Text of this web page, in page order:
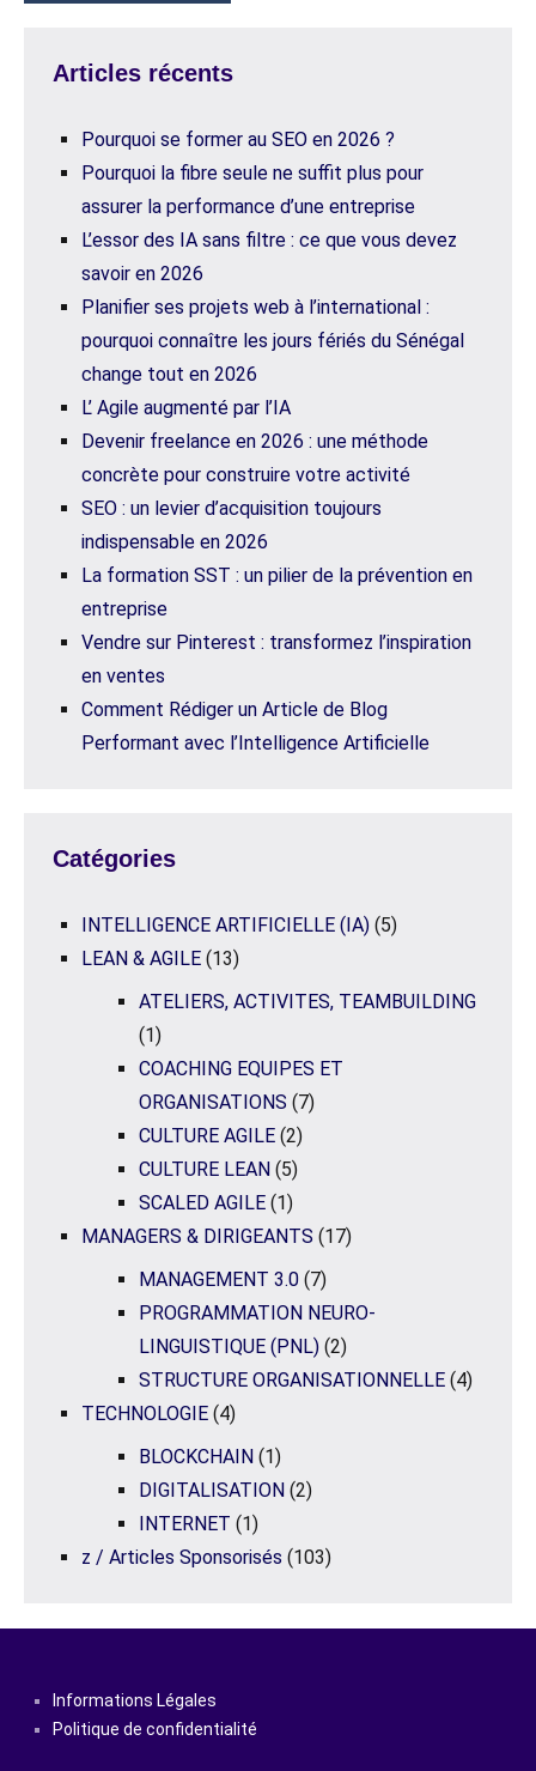
Articles récents
Pourquoi se former au SEO en 2026 ?
Pourquoi la fibre seule ne suffit plus pour
assurer la performance d’une entreprise
L’essor des IA sans filtre : ce que vous devez
savoir en 2026
Planifier ses projets web à l’international :
pourquoi connaître les jours fériés du Sénégal
change tout en 2026
L’ Agile augmenté par l’IA
Devenir freelance en 2026 : une méthode
concrète pour construire votre activité
SEO : un levier d’acquisition toujours
indispensable en 2026
La formation SST : un pilier de la prévention en
entreprise
Vendre sur Pinterest : transformez l’inspiration
en ventes
Comment Rédiger un Article de Blog
Performant avec l’Intelligence Artificielle
Catégories
INTELLIGENCE ARTIFICIELLE (IA) (5)
LEAN & AGILE (13)
ATELIERS, ACTIVITES, TEAMBUILDING
(1)
COACHING EQUIPES ET
ORGANISATIONS (7)
CULTURE AGILE (2)
CULTURE LEAN (5)
SCALED AGILE (1)
MANAGERS & DIRIGEANTS (17)
MANAGEMENT 3.0 (7)
PROGRAMMATION NEURO-
LINGUISTIQUE (PNL) (2)
STRUCTURE ORGANISATIONNELLE (4)
TECHNOLOGIE (4)
BLOCKCHAIN (1)
DIGITALISATION (2)
INTERNET (1)
z / Articles Sponsorisés (103)
Informations Légales
Politique de confidentialité